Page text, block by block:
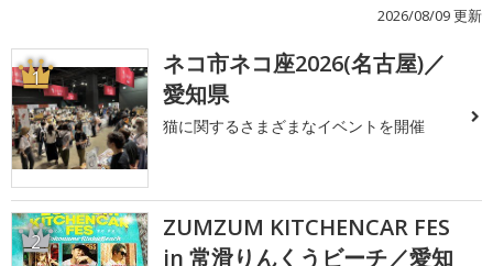
2026/08/09 更新
1
ネコ市ネコ座2026(名古屋)／
愛知県
猫に関するさまざまなイベントを開催
2
ZUMZUM KITCHENCAR FES
in 常滑りんくうビーチ／愛知